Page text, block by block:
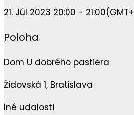
21. Júl 2023 20:00 - 21:00
Poloha
Dom U dobrého pastiera
Židovská 1, Bratislava
Iné udalosti